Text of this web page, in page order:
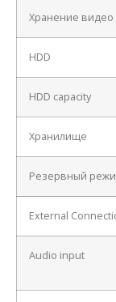
Хранение видео
HDD
HDD capacity
Хранилище
Резервный
External
Audio input